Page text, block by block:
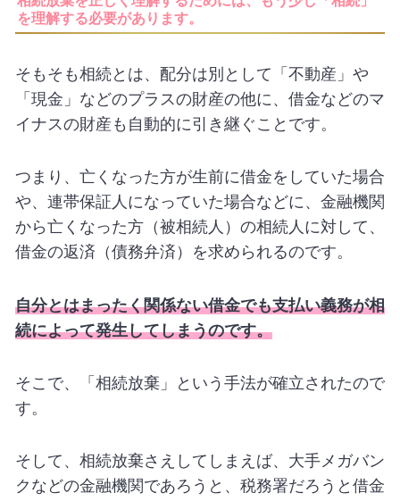
を理解する必要があります。
そもそも相続とは、配分は別として「不動産」や
「現金」などのプラスの財産の他に、借金などのマ
イナスの財産も自動的に引き継ぐことです。
つまり、亡くなった方が生前に借金をしていた場合
や、連帯保証人になっていた場合などに、金融機関
から亡くなった方（被相続人）の相続人に対して、
借金の返済（債務弁済）を求められるのです。
自分とはまったく関係ない借金でも支払い義務が相
続によって発生してしまうのです。
そこで、「相続放棄」という手法が確立されたので
す。
そして、相続放棄さえしてしまえば、大手メガバン
クなどの金融機関であろうと、税務署だろうと借金